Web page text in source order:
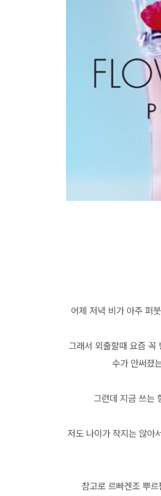
어제 저녁 비가 아주 퍼
그래서 외출할때 요즘 꼭
수가 안써졌
그런데 지금 쓰는
저도 나이가 작지는 않아
참고로 르빠겐조 뿌